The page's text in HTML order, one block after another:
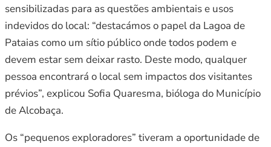
sensibilizadas para as questões ambientais e usos
indevidos do local: “destacámos o papel da Lagoa de
Pataias como um sítio público onde todos podem e
devem estar sem deixar rasto. Deste modo, qualquer
pessoa encontrará o local sem impactos dos visitantes
prévios”, explicou Sofia Quaresma, bióloga do Município
de Alcobaça.
Os “pequenos exploradores” tiveram a oportunidade de